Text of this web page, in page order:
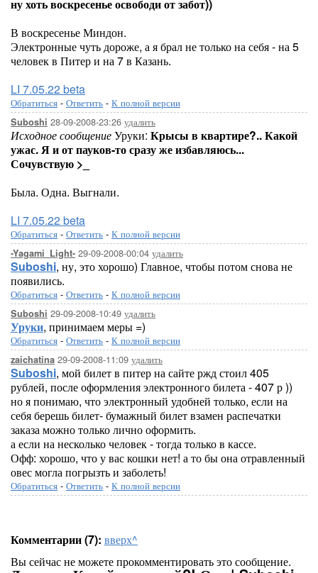
ну хоть воскресенье освободи от забот))
В воскресенье Миндон.
Электронные чуть дороже, а я брал не только на себя - на 5
человек в Питер и на 7 в Казань.
LI 7.05.22 beta
Обратиться - Ответить - К полной версии
Suboshi 28-09-2008-23:26 удалить
Исходное сообщениеУруки: Крысы в квартире?.. Какой
ужас. Я и от пауков-то сразу же избавляюсь...
Сочувствую >_
Была. Одна. Выгнали.
LI 7.05.22 beta
Обратиться - Ответить - К полной версии
-Yagami_Light- 29-09-2008-00:04 удалить
Suboshi, ну, это хорошо) Главное, чтобы потом снова не
появились.
Обратиться - Ответить - К полной версии
Suboshi 29-09-2008-10:49 удалить
Уруки, принимаем меры =)
Обратиться - Ответить - К полной версии
zaichatina 29-09-2008-11:09 удалить
Suboshi, мой билет в питер на сайте ржд стоил 405
рублей, после оформления электронного билета - 407 р ))
но я понимаю, что электронный удобней только, если на
себя берешь билет- бумажный билет взамен распечатки
заказа можно только лично оформить.
а если на несколько человек - тогда только в кассе.
Офф: хорошо, что у вас кошки нет! а то бы она отравленный
овес могла погрызть и заболеть!
Обратиться - Ответить - К полной версии
Комментарии (7): вверх^
Вы сейчас не можете прокомментировать это сообщение.